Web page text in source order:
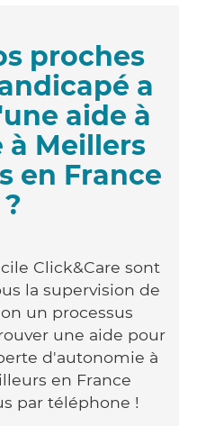
proches
a
aide à
Meillers
en France
?
Click&Care sont
la supervision de
un processus
une aide pour
d'autonomie à
en France
par téléphone !